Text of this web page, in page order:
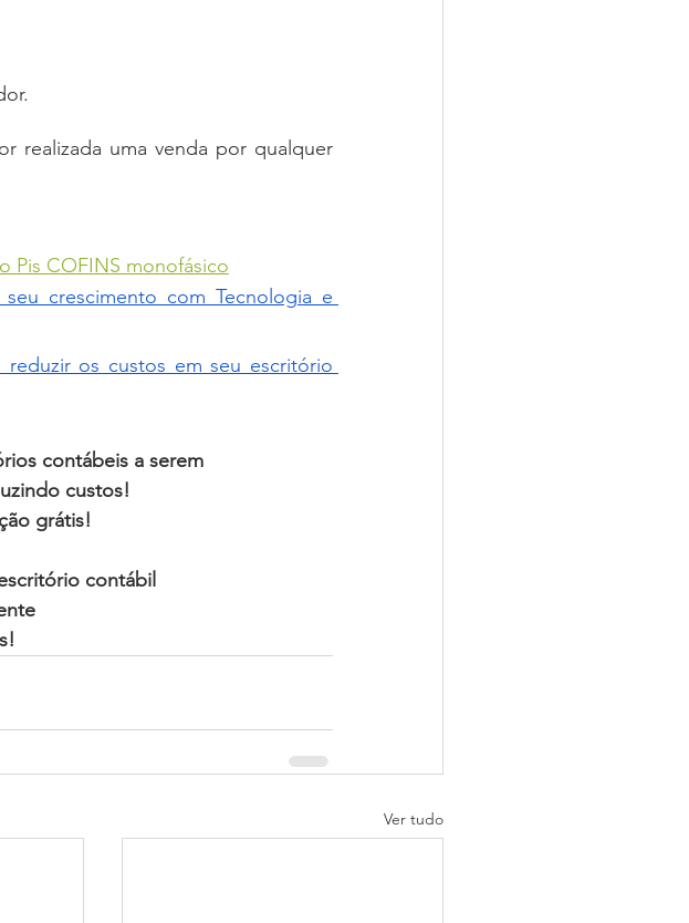
realizada uma venda por qualquer
Pis COFINS monofásico
crescimento com Tecnologia e
os custos em seu escritório
contábeis a serem
custos!
grátis!
contábil
Ver tudo